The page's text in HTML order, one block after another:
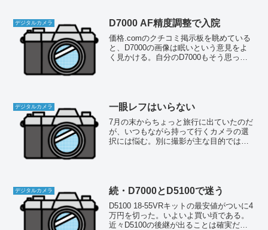
診断が載っていた号で...
デジタルカメラ D7000 AF精度調整で入院
価格.comのクチコミ掲示板を眺めている
と、D7000の画像は眠いという意見をよ
く見かける。自分のD7000もそう思って
デジタルカメラ 一眼レフはいらない
7月の末からちょっと旅行に出ていたのだ
が、いつもながら持って行くカメラの選
択には悩む。別に撮影が主な目的ではな
デジタルカメラ 続・D7000とD5100で迷う
D5100 18-55VRキットの最安値がついに4
万円を切った。いよいよ買い頃である。
近々D5100の後継が出ることは確実だろ